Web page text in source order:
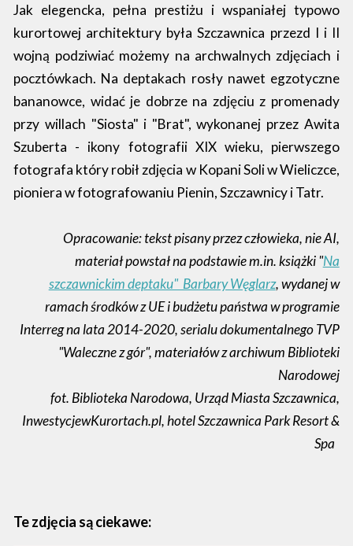
Jak elegencka, pełna prestiżu i wspaniałej typowo
kurortowej architektury była Szczawnica przezd I i II
wojną podziwiać możemy na archwalnych zdjęciach i
pocztówkach. Na deptakach rosły nawet egzotyczne
bananowce, widać je dobrze na zdjęciu z promenady
przy willach "Siosta" i "Brat", wykonanej przez Awita
Szuberta - ikony fotografii XIX wieku, pierwszego
fotografa który robił zdjęcia w Kopani Soli w Wieliczce,
pioniera w fotografowaniu Pienin, Szczawnicy i Tatr.
Opracowanie: tekst pisany przez człowieka, nie AI,
materiał powstał na podstawie m.in. książki "Na
szczawnickim deptaku" Barbary Węglarz, wydanej w
ramach środków z UE i budżetu państwa w programie
Interreg na lata 2014-2020, serialu dokumentalnego TVP
"Waleczne z gór", materiałów z archiwum Biblioteki
Narodowej
fot. Biblioteka Narodowa, Urząd Miasta Szczawnica,
InwestycjewKurortach.pl, hotel Szczawnica Park Resort &
Spa
Te zdjęcia są ciekawe: